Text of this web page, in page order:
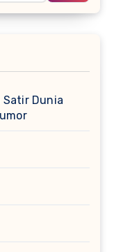
Satir Dunia